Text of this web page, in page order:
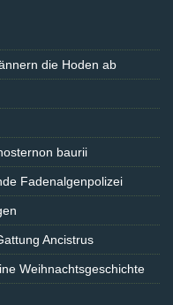
die Hoden ab
baurii
Fadenalgenpolizei
Ancistrus
Weihnachtsgeschichte